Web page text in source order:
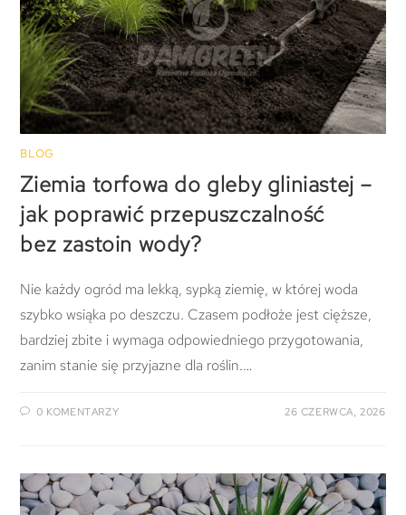
BLOG
Ziemia torfowa do gleby gliniastej –
jak poprawić przepuszczalność
bez zastoin wody?
Nie każdy ogród ma lekką, sypką ziemię, w której woda
szybko wsiąka po deszczu. Czasem podłoże jest cięższe,
bardziej zbite i wymaga odpowiedniego przygotowania,
zanim stanie się przyjazne dla roślin.…
0 KOMENTARZY 26 CZERWCA, 2026